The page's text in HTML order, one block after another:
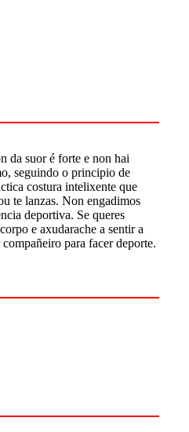
da suor é forte e non hai
seguindo o principio de
costura intelixente que
te lanzas. Non engadimos
deportiva. Se queres
e axudarache a sentir a
para facer deporte.